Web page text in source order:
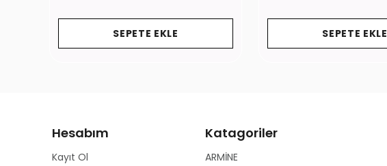
SEPETE EKLE SEPETE EKLE
Hesabım
Kayıt Ol
Katagoriler
ARMİNE